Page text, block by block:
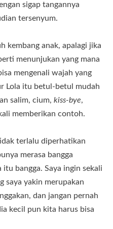
sigap tangannya
tersenyum.
kembang anak, apalagi jika
menunjukan yang mana
mengenali wajah yang
Lola itu betul-betul mudah
salim, cium, kiss-bye,
memberikan contoh.
terlalu diperhatikan
merasa bangga
bangga. Saya ingin sekali
saya yakin merupakan
dan jangan pernah
kecil pun kita harus bisa